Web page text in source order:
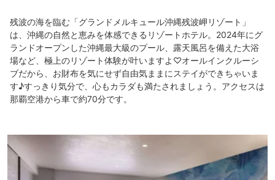
残波の海を臨む「グランドメルキュール沖縄残波岬リゾート」
は、沖縄の自然と恵みを体感できるリゾートホテル。2024年にグ
ランドオープンした沖縄最大級のプール、露天風呂を備えた大浴
場など、極上のリゾート体験が叶いますよ♡オールインクルーシ
ブだから、お財布を気にせず自由気ままにステイができちゃいま
す♪すっきり気分で、心もカラダも満たされましょう。アクセスは
那覇空港から車で約70分です。